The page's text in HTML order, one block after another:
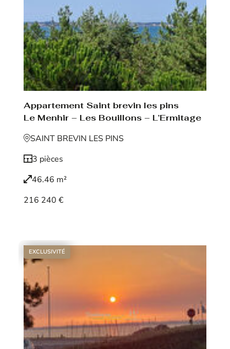
Appartement Saint brevin les pins
Le Menhir – Les Bouillons – L’Ermitage
SAINT BREVIN LES PINS
3 pièces
46.46 m²
216 240 €
EXCLUSIVITÉ